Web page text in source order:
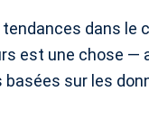
tendances dans le
est une chose —
sur les